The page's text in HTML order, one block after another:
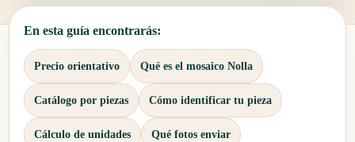
En esta guía encontrarás:
Precio orientativo Qué es el mosaico Nolla
Catálogo por piezas Cómo identificar tu pieza
Cálculo de unidades Qué fotos enviar